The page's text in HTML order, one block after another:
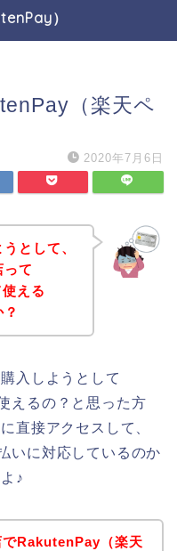
）
（楽天ペ
2020年7月6日
として、
って
える
入しようとして
えるの？と思った方
直接アクセスして、
いに対応しているのか
♪
でRakutenPay（楽天